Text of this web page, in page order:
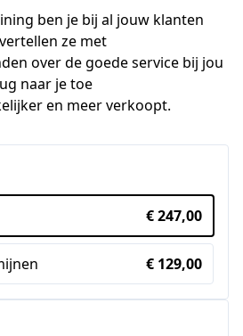
ben je bij al jouw klanten
ze met
over de goede service bij jou
naar je toe
en meer verkoopt.
€ 247,00
€ 129,00